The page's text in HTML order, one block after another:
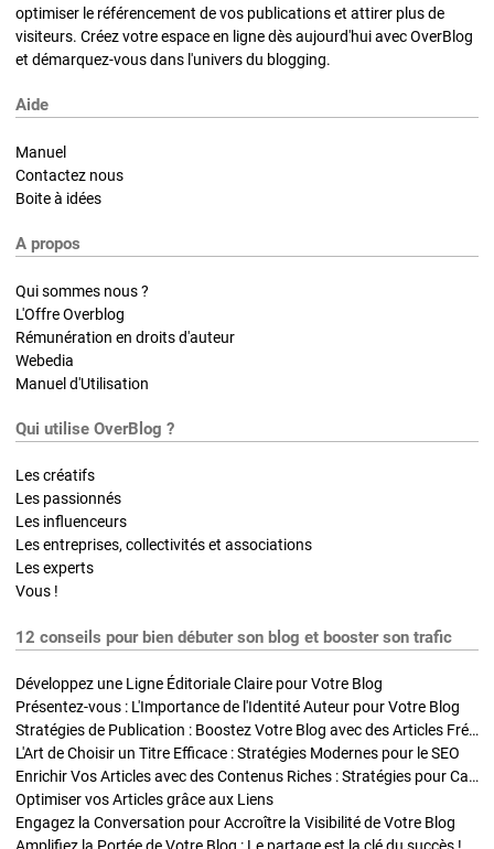
optimiser le référencement de vos publications et attirer plus de
visiteurs. Créez votre espace en ligne dès aujourd'hui avec OverBlog
et démarquez-vous dans l'univers du blogging.
Aide
Manuel
Contactez nous
Boite à idées
A propos
Qui sommes nous ?
L'Offre Overblog
Rémunération en droits d'auteur
Webedia
Manuel d'Utilisation
Qui utilise OverBlog ?
Les créatifs
Les passionnés
Les influenceurs
Les entreprises, collectivités et associations
Les experts
Vous !
12 conseils pour bien débuter son blog et booster son trafic
Développez une Ligne Éditoriale Claire pour Votre Blog
Présentez-vous : L'Importance de l'Identité Auteur pour Votre Blog
Stratégies de Publication : Boostez Votre Blog avec des Articles Fréquents et Exclusifs
L'Art de Choisir un Titre Efficace : Stratégies Modernes pour le SEO
Enrichir Vos Articles avec des Contenus Riches : Stratégies pour Captiver et Optimiser
Optimiser vos Articles grâce aux Liens
Engagez la Conversation pour Accroître la Visibilité de Votre Blog